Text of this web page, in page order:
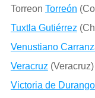
Torreon Torreón
Tuxtla Gutiérrez
Venustiano
Veracruz (Veracruz)
Victoria de Durango